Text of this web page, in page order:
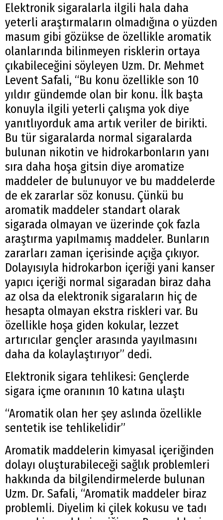
Elektronik sigaralarla ilgili hala daha
yeterli araştırmaların olmadığına o yüzden
masum gibi gözükse de özellikle aromatik
olanlarında bilinmeyen risklerin ortaya
çıkabileceğini söyleyen Uzm. Dr. Mehmet
Levent Safali, “Bu konu özellikle son 10
yıldır gündemde olan bir konu. İlk başta
konuyla ilgili yeterli çalışma yok diye
yanıtlıyorduk ama artık veriler de birikti.
Bu tür sigaralarda normal sigaralarda
bulunan nikotin ve hidrokarbonların yanı
sıra daha hoşa gitsin diye aromatize
maddeler de bulunuyor ve bu maddelerde
de ek zararlar söz konusu. Çünkü bu
aromatik maddeler standart olarak
sigarada olmayan ve üzerinde çok fazla
araştırma yapılmamış maddeler. Bunların
zararları zaman içerisinde açığa çıkıyor.
Dolayısıyla hidrokarbon içeriği yani kanser
yapıcı içeriği normal sigaradan biraz daha
az olsa da elektronik sigaraların hiç de
hesapta olmayan ekstra riskleri var. Bu
özellikle hoşa giden kokular, lezzet
artırıcılar gençler arasında yayılmasını
daha da kolaylaştırıyor” dedi.
Elektronik sigara tehlikesi: Gençlerde
sigara içme oranının 10 katına ulaştı
“Aromatik olan her şey aslında özellikle
sentetik ise tehlikelidir”
Aromatik maddelerin kimyasal içeriğinden
dolayı oluşturabileceği sağlık problemleri
hakkında da bilgilendirmelerde bulunan
Uzm. Dr. Safali, “Aromatik maddeler biraz
problemli. Diyelim ki çilek kokusu ve tadı